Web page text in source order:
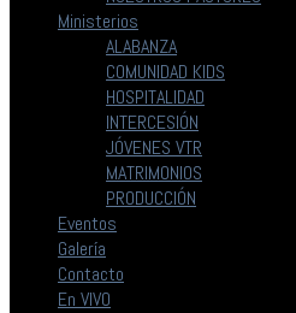
Ministerios
ALABANZA
COMUNIDAD KIDS
HOSPITALIDAD
INTERCESIÓN
JÓVENES VTR
MATRIMONIOS
PRODUCCIÓN
Eventos
Galería
Contacto
En VIVO